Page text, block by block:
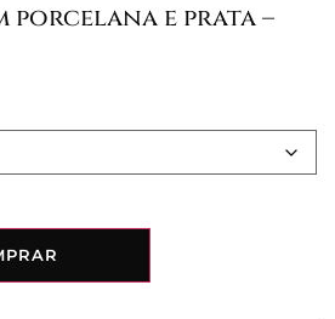
porcelana e prata –